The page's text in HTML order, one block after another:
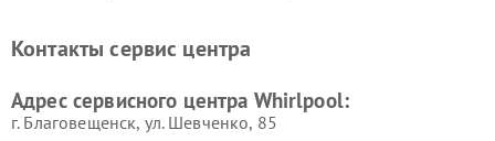
Контакты сервис центра
Адрес сервисного центра Whirlpool:
г. Благовещенск, ул. Шевченко, 85